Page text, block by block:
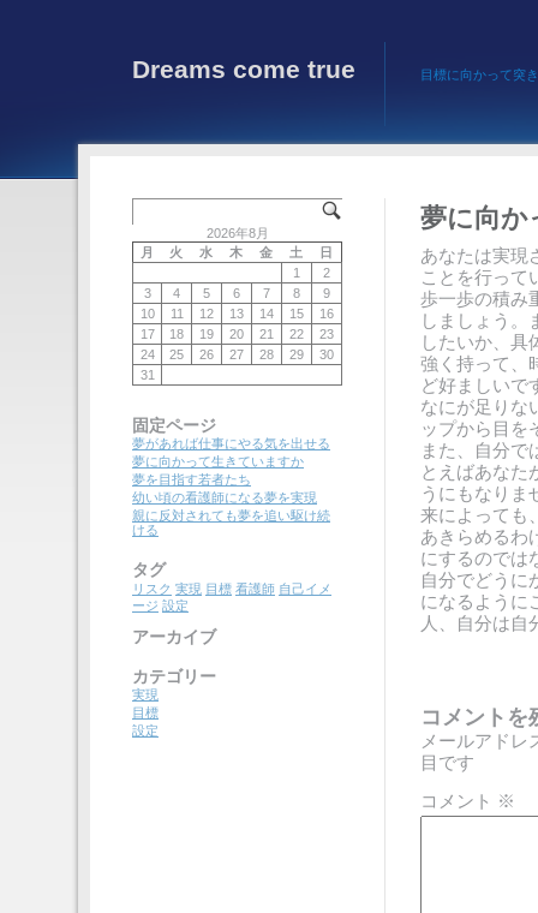
Dreams come true 目標に向かって突
夢に向か
あなたは実現
ことを行って
歩一歩の積み
しましょう。
したいか、具
強く持って、
ど好ましいで
なにが足りな
ップから目を
また、自分で
とえばあなた
うにもなりま
来によっても
あきらめるわ
にするのでは
自分でどうに
になるように
人、自分は自
コメントを
メールアドレ
目です
コメント
※
2026年8月
月
火 水 木 金 土
日
1
2
3
4 5 6 7 8
9
10
11 12 13 14 15
16
17
18 19 20 21 22
23
24
25 26 27 28 29
30
31
固定ページ
夢があれば仕事にやる気を出せる
夢に向かって生きていますか
夢を目指す若者たち
幼い頃の看護師になる夢を実現
親に反対されても夢を追い駆け続
ける
タグ
リスク 実現 目標 看護師 自己イメ
ージ 設定
アーカイブ
カテゴリー
実現
目標
設定